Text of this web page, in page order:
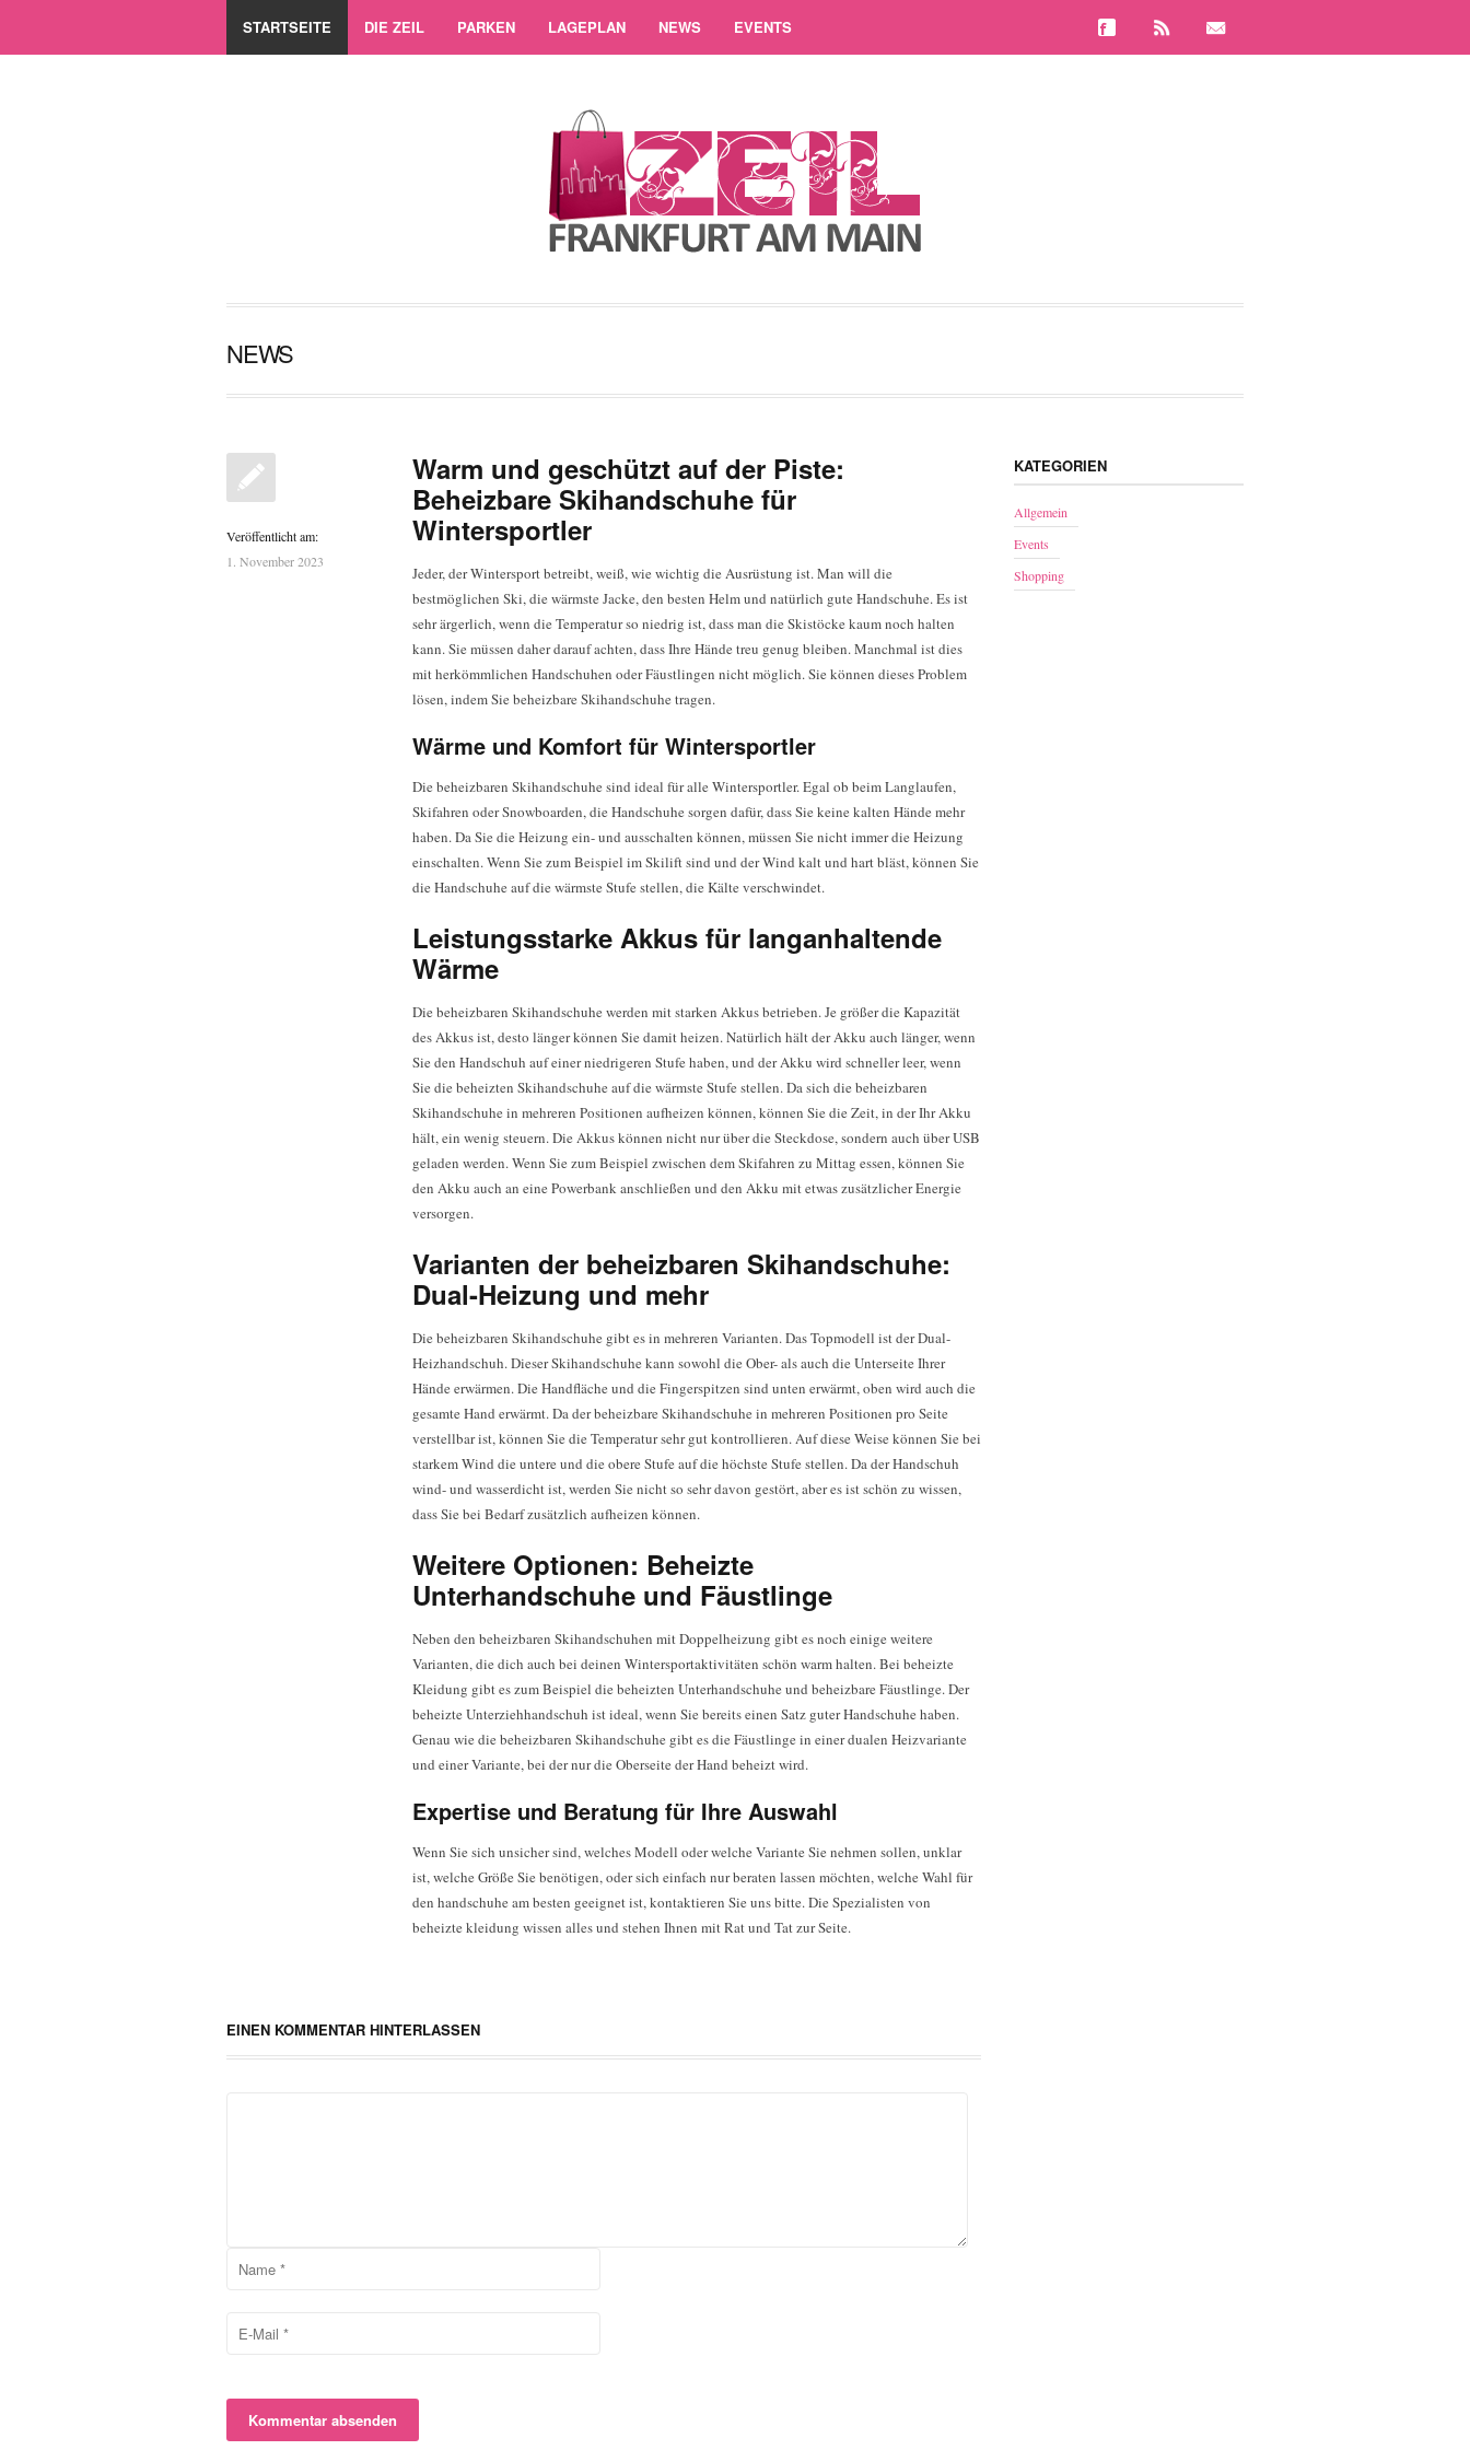
STARTSEITE DIE ZEIL PARKEN LAGEPLAN NEWS EVENTS
NEWS
Veröffentlicht am:
1. November 2023
Warm und geschützt auf der Piste:
Beheizbare Skihandschuhe für
Wintersportler
Jeder, der Wintersport betreibt, weiß, wie wichtig die Ausrüstung ist. Man will die
bestmöglichen Ski, die wärmste Jacke, den besten Helm und natürlich gute Handschuhe. Es ist
sehr ärgerlich, wenn die Temperatur so niedrig ist, dass man die Skistöcke kaum noch halten
kann. Sie müssen daher darauf achten, dass Ihre Hände treu genug bleiben. Manchmal ist dies
mit herkömmlichen Handschuhen oder Fäustlingen nicht möglich. Sie können dieses Problem
lösen, indem Sie beheizbare Skihandschuhe tragen.
Wärme und Komfort für Wintersportler
Die beheizbaren Skihandschuhe sind ideal für alle Wintersportler. Egal ob beim Langlaufen,
Skifahren oder Snowboarden, die Handschuhe sorgen dafür, dass Sie keine kalten Hände mehr
haben. Da Sie die Heizung ein- und ausschalten können, müssen Sie nicht immer die Heizung
einschalten. Wenn Sie zum Beispiel im Skilift sind und der Wind kalt und hart bläst, können Sie
die Handschuhe auf die wärmste Stufe stellen, die Kälte verschwindet.
Leistungsstarke Akkus für langanhaltende
Wärme
Die beheizbaren Skihandschuhe werden mit starken Akkus betrieben. Je größer die Kapazität
des Akkus ist, desto länger können Sie damit heizen. Natürlich hält der Akku auch länger, wenn
Sie den Handschuh auf einer niedrigeren Stufe haben, und der Akku wird schneller leer, wenn
Sie die beheizten Skihandschuhe auf die wärmste Stufe stellen. Da sich die beheizbaren
Skihandschuhe in mehreren Positionen aufheizen können, können Sie die Zeit, in der Ihr Akku
hält, ein wenig steuern. Die Akkus können nicht nur über die Steckdose, sondern auch über USB
geladen werden. Wenn Sie zum Beispiel zwischen dem Skifahren zu Mittag essen, können Sie
den Akku auch an eine Powerbank anschließen und den Akku mit etwas zusätzlicher Energie
versorgen.
Varianten der beheizbaren Skihandschuhe:
Dual-Heizung und mehr
Die beheizbaren Skihandschuhe gibt es in mehreren Varianten. Das Topmodell ist der Dual-
Heizhandschuh. Dieser Skihandschuhe kann sowohl die Ober- als auch die Unterseite Ihrer
Hände erwärmen. Die Handfläche und die Fingerspitzen sind unten erwärmt, oben wird auch die
gesamte Hand erwärmt. Da der beheizbare Skihandschuhe in mehreren Positionen pro Seite
verstellbar ist, können Sie die Temperatur sehr gut kontrollieren. Auf diese Weise können Sie bei
starkem Wind die untere und die obere Stufe auf die höchste Stufe stellen. Da der Handschuh
wind- und wasserdicht ist, werden Sie nicht so sehr davon gestört, aber es ist schön zu wissen,
dass Sie bei Bedarf zusätzlich aufheizen können.
Weitere Optionen: Beheizte
Unterhandschuhe und Fäustlinge
Neben den beheizbaren Skihandschuhen mit Doppelheizung gibt es noch einige weitere
Varianten, die dich auch bei deinen Wintersportaktivitäten schön warm halten. Bei beheizte
Kleidung gibt es zum Beispiel die beheizten Unterhandschuhe und beheizbare Fäustlinge. Der
beheizte Unterziehhandschuh ist ideal, wenn Sie bereits einen Satz guter Handschuhe haben.
Genau wie die beheizbaren Skihandschuhe gibt es die Fäustlinge in einer dualen Heizvariante
und einer Variante, bei der nur die Oberseite der Hand beheizt wird.
Expertise und Beratung für Ihre Auswahl
Wenn Sie sich unsicher sind, welches Modell oder welche Variante Sie nehmen sollen, unklar
ist, welche Größe Sie benötigen, oder sich einfach nur beraten lassen möchten, welche Wahl für
den handschuhe am besten geeignet ist, kontaktieren Sie uns bitte. Die Spezialisten von
beheizte kleidung wissen alles und stehen Ihnen mit Rat und Tat zur Seite.
EINEN KOMMENTAR HINTERLASSEN
KATEGORIEN
Allgemein
Events
Shopping